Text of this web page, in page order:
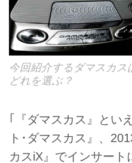
今回紹介するダマスカス
どれを選ぶ？
｢『ダマスカス』とい
ト･ダマスカス』、
カスiX』でインサート